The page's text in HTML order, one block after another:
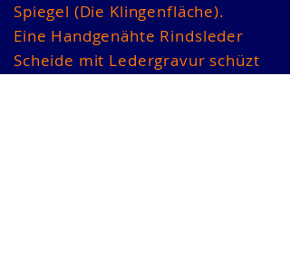
Spiegel (Die Klingenfläche).
Eine Handgenähte Rindsleder
Scheide mit Ledergravur schüzt